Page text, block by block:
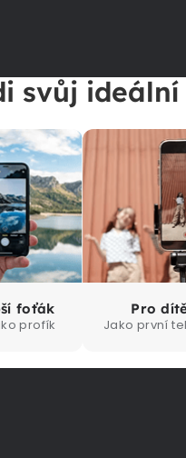
svůj ideální
foťák
profík
Pro
Jako první